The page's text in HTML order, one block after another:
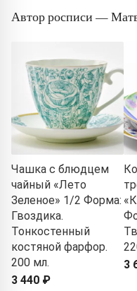
Автор росписи —
Чашка с блюдцем
чайный «Лето
Зеленое» 1/2 Форма:
Гвоздика.
Тонкостенный
костяной фарфор.
200 мл.
3 440 ₽
3